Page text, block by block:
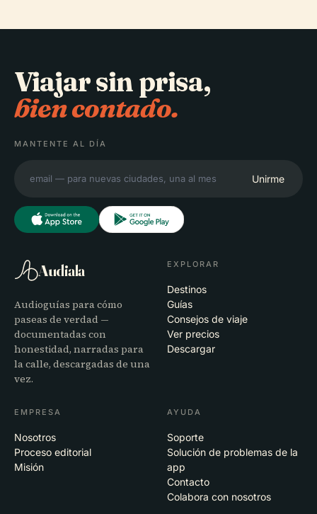
Viajar sin prisa,
bien contado.
MANTENTE AL DÍA
Unirme
Audiala
Audioguías para cómo
paseas de verdad —
documentadas con
honestidad, narradas para
la calle, descargadas de una
vez.
EXPLORAR
Destinos
Guías
Consejos de viaje
Ver precios
Descargar
EMPRESA
Nosotros
Proceso editorial
Misión
AYUDA
Soporte
Solución de problemas de la
app
Contacto
Colabora con nosotros